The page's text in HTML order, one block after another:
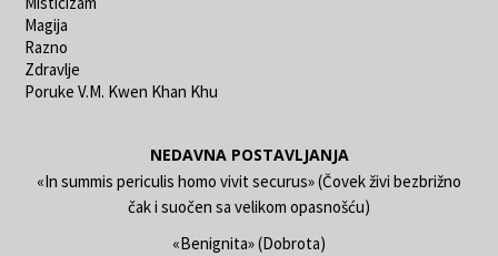
Magija
Razno
Zdravlje
Poruke V.M. Kwen Khan Khu
NEDAVNA POSTAVLJANJA
«In summis periculis homo vivit securus» (Čovek živi bezbrižno
čak i suočen sa velikom opasnošću)
«Benignita» (Dobrota)